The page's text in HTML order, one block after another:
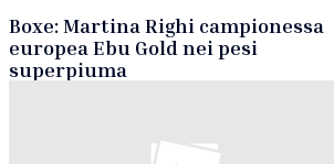
Boxe: Martina Righi campionessa
europea Ebu Gold nei pesi
superpiuma